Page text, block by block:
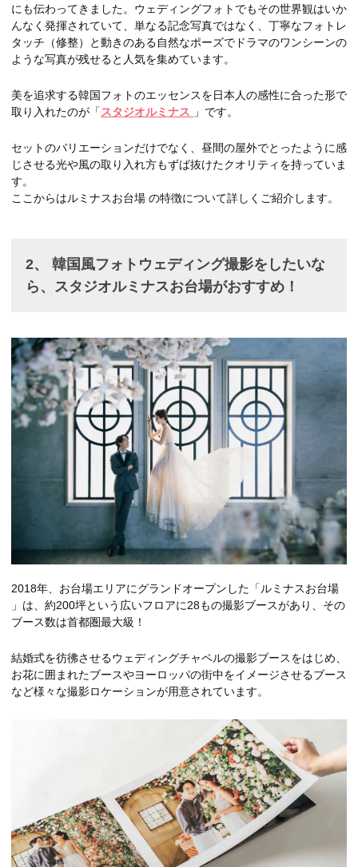
にも伝わってきました。ウェディングフォトでもその世界観はいか
んなく発揮されていて、単なる記念写真ではなく、丁寧なフォトレ
タッチ（修整）と動きのある自然なポーズでドラマのワンシーンの
ような写真が残せると人気を集めています。
美を追求する韓国フォトのエッセンスを日本人の感性に合った形で
取り入れたのが「 スタジオルミナス 」です。
セットのバリエーションだけでなく、昼間の屋外でとったように感
じさせる光や風の取り入れ方もずば抜けたクオリティを持っていま
す。
ここからはルミナスお台場 の特徴について詳しくご紹介します。
2、 韓国風フォトウェディング撮影をしたいな
ら、スタジオルミナスお台場がおすすめ！
2018年、お台場エリアにグランドオープンした「ルミナスお台場
」は、約200坪という広いフロアに28もの撮影ブースがあり、その
ブース数は首都圏最大級！
結婚式を彷彿させるウェディングチャペルの撮影ブースをはじめ、
お花に囲まれたブースやヨーロッパの街中をイメージさせるブース
など様々な撮影ロケーションが用意されています。